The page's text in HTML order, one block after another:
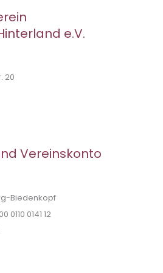
e.V.
20
Vereinskonto
Biedenkopf
0110 0141 12